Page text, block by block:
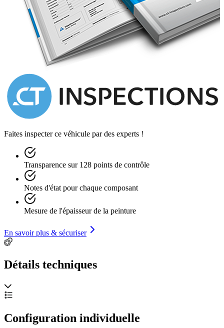
Weitere Merkmale, die der Prinz speziell bestellt hatte, waren
die Sicherheitsgurte für alle Sitze (was für 1960 eine
Seltenheit war), ein Webasto-Schiebedach, eine Champagner-
Bar und die 6 speziell angefertigten Koffer in dunkler Bräune,
die perfekt in den hinteren Kofferraum passen würden.
UK Fahrzeugpapiere, MOT (2016, 2017),
Arbeitsrechnungen, Kopie des Original-Bestellformulars
sowie Kopie der Fahrgestellhistorienkarte sind vorhanden.
2014-2017 wurden über 16.000 EUR an Service- und
Restaurationsarbeiten von einer Fachwerkstatt in England
durchgeführt.
H-TÜV-Abnahme gegen Aufpreis.
Zwischenverkauf und Irrtümer vorbehalten!
----.
Faites inspecter ce véhicule par des experts !
Transparence sur 128 points de contrôle
Notes d'état pour chaque composant
Mesure de l'épaisseur de la peinture
En savoir plus & sécuriser
Détails techniques
Configuration individuelle